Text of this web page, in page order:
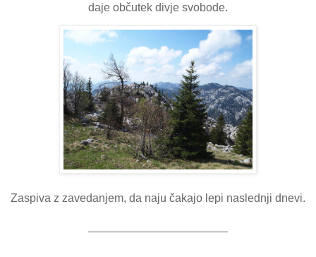
daje občutek divje svobode.
Zaspiva z zavedanjem, da naju čakajo lepi naslednji dnevi.